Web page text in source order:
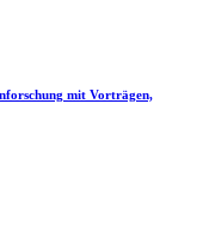
mit Vorträgen,